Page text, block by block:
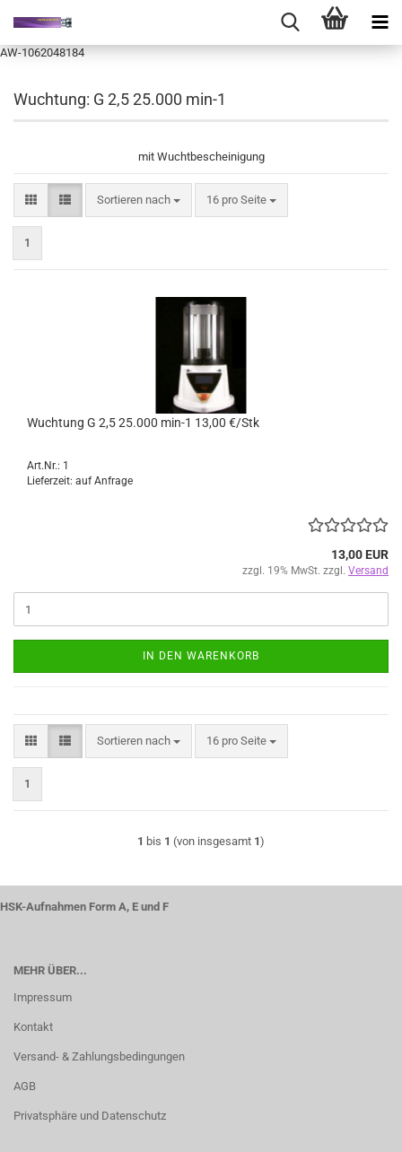
AW-1062048184
Wuchtung: G 2,5 25.000 min-1
mit Wuchtbescheinigung
Sortieren nach
Sortieren nach 16 pro Seite
pro Seite
1
Wuchtung G 2,5 25.000 min-1 13,00 €/Stk
Art.Nr.: 1
Lieferzeit: auf Anfrage
13,00 EUR
zzgl. 19% MwSt. zzgl. Versand
IN DEN WARENKORB
Sortieren nach
Sortieren nach 16 pro Seite
pro Seite
1
1 bis 1 (von insgesamt 1)
HSK-Aufnahmen Form A, E und F
MEHR ÜBER...
Impressum
Kontakt
Versand- & Zahlungsbedingungen
AGB
Privatsphäre und Datenschutz